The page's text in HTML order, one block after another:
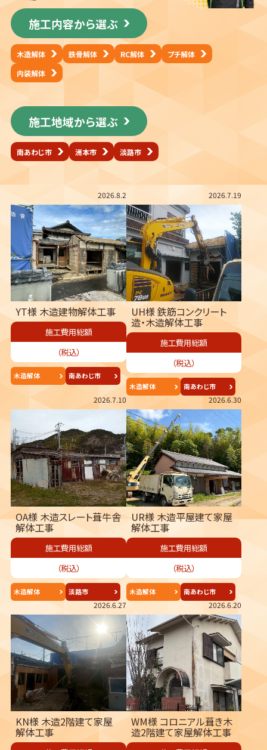
施工内容から選ぶ
木造解体 鉄骨解体 RC解体
プチ解体
内装解体
施工地域から選ぶ
南あわじ市 洲本市 淡路市
2026.8.2
YT様 木造建物解体工事
施工費用総額
（税込）
木造解体 南あわじ市
2026.7.19
UH様 鉄筋コンクリート
造・木造解体工事
施工費用総額
（税込）
木造解体 南あわじ市
2026.7.10
OA様 木造スレート葺牛舎
解体工事
施工費用総額
（税込）
木造解体 淡路市
2026.6.30
UR様 木造平屋建て家屋
解体工事
施工費用総額
（税込）
木造解体 南あわじ市
2026.6.27
KN様 木造2階建て家屋
解体工事
2026.6.20
WM様 コロニアル葺き木
造2階建て家屋解体工事